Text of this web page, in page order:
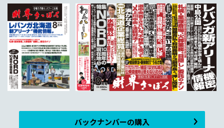
バックナンバーの購入